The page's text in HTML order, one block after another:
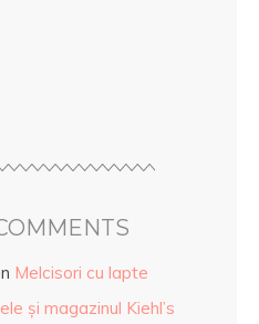
Melcisori cu lapte
și magazinul Kiehl’s